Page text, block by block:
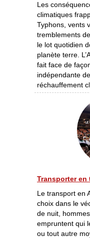
Les
climatiques
Typhons, vents
tremblements
le lot quotidien
planète terre.
fait face de
indépendante
réchauffement
Transporter en
Le transport en
choix dans le
de nuit,
empruntent qui
ou tout autre